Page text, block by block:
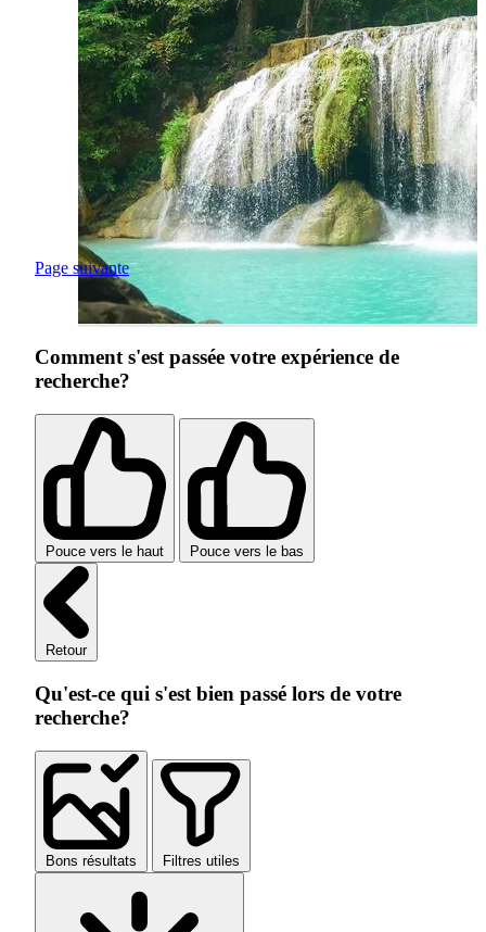
Page suivante
Comment s'est passée votre expérience de
recherche?
Pouce vers le haut Pouce vers le bas
Retour
Qu'est-ce qui s'est bien passé lors de votre
recherche?
Bons résultats Filtres utiles